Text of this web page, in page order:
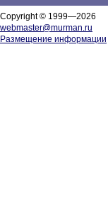
Copyright © 1999—2026
webmaster@murman.ru
Размещение информации